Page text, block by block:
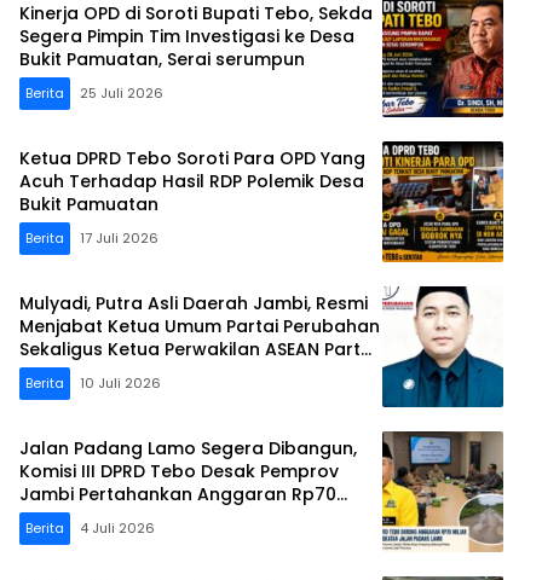
Kinerja OPD di Soroti Bupati Tebo, Sekda
Segera Pimpin Tim Investigasi ke Desa
Bukit Pamuatan, Serai serumpun
Berita 25 Juli 2026
Ketua DPRD Tebo Soroti Para OPD Yang
Acuh Terhadap Hasil RDP Polemik Desa
Bukit Pamuatan
Berita 17 Juli 2026
Mulyadi, Putra Asli Daerah Jambi, Resmi
Menjabat Ketua Umum Partai Perubahan
Sekaligus Ketua Perwakilan ASEAN Partai
Perubahan di Malaysia
Berita 10 Juli 2026
Jalan Padang Lamo Segera Dibangun,
Komisi III DPRD Tebo Desak Pemprov
Jambi Pertahankan Anggaran Rp70
Miliar
Berita 4 Juli 2026